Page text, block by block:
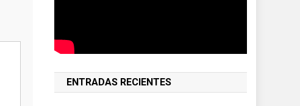
ENTRADAS RECIENTES